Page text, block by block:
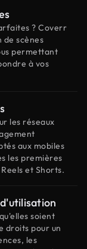
? Coverr
de scènes
permettant
à vos
les réseaux
aux mobiles
les premières
et Shorts.
soient
droits pour un
les